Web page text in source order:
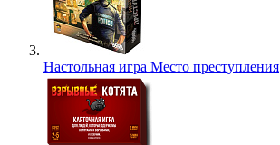
Настольная игра Место преступления